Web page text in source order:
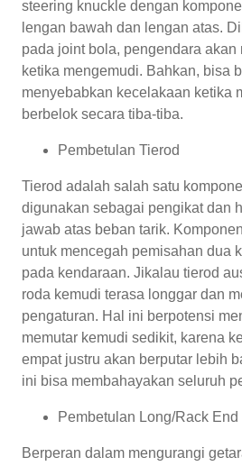
steering knuckle dengan
lengan bawah dan lengan atas.
pada joint bola, pengendara akan
ketika mengemudi. Bahkan, bisa
menyebabkan kecelakaan ketika
berbelok secara tiba-tiba.
Pembetulan Tierod
Tierod adalah salah satu
digunakan sebagai pengikat dan
jawab atas beban tarik.
untuk mencegah pemisahan dua
pada kendaraan. Jikalau tierod
roda kemudi terasa longgar dan
pengaturan. Hal ini berpotensi
memutar kemudi sedikit, karena
empat justru akan berputar lebih
ini bisa membahayakan seluruh
Pembetulan Long/Rack End
Berperan dalam mengurangi